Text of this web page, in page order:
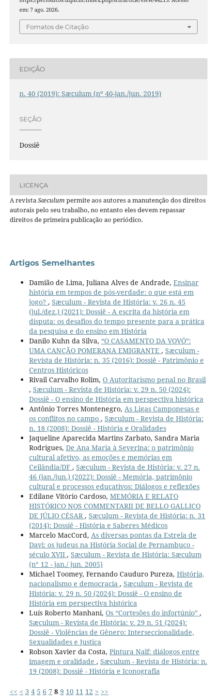
em: 7 ago. 2026.
Fomatos de Citação
EDIÇÃO
n. 40 (2019): Sæculum (nº 40-jan./jun. 2019)
SEÇÃO
Dossiê
LICENÇA
A revistaSæculumpermite aos autores a manutenção dos direitos
autorais pelo seu trabalho, no entanto eles devem repassar
direitos de primeira publicação ao periódico.
Artigos Semelhantes
Damião de Lima, Juliana Alves de Andrade, Ensinar
história em tempos de pós-verdade: o que está em
jogo? , Sæculum - Revista de História: v. 26 n. 45
(jul./dez.) (2021): Dossiê - A escrita da história em
disputa: os desafios do tempo presente para a prática
da pesquisa e do ensino em História
Danilo Kuhn da Silva, “O CASAMENTO DA VOVÓ”:
UMA CANÇÃO POMERANA EMIGRANTE , Sæculum -
Revista de História: n. 35 (2016): Dossiê - Patrimônio e
Centros Históricos
Rivail Carvalho Rolim, O Autoritarismo penal no Brasil
, Sæculum - Revista de História: v. 29 n. 50 (2024):
Dossiê - O ensino de História em perspectiva histórica
Antônio Torres Montenegro, As Ligas Camponesas e
os conflitos no campo , Sæculum - Revista de História:
n. 18 (2008): Dossiê - História e Oralidades
Jaqueline Aparecida Martins Zarbato, Sandra Maria
Rodrigues, De Ana Maria à Severina: o patrimônio
cultural afetivo, as emoções e memórias em
Ceilândia/DF , Sæculum - Revista de História: v. 27 n.
46 (jan./jun.) (2022): Dossiê - Memória, patrimônio
cultural e processos educativos: Diálogos e reflexões
Edilane Vitório Cardoso, MEMÓRIA E RELATO
HISTÓRICO NOS COMMENTARII DE BELLO GALLICO
DE JÚLIO CÉSAR, Sæculum - Revista de História: n. 31
(2014): Dossiê - História e Saberes Médicos
Marcelo MacCord, As diversas pontas da Estrela de
Davi: os judeus na História Social de Pernambuco -
século XVII , Sæculum - Revista de História: Sæculum
(n° 12 - jan./ jun. 2005)
Michael Toomey, Fernando Cauduro Pureza, História,
nacionalismo e democracia , Sæculum - Revista de
História: v. 29 n. 50 (2024): Dossiê - O ensino de
História em perspectiva histórica
Luís Roberto Manhani, Os “Cortesões do infortúnio” ,
Sæculum - Revista de História: v. 29 n. 51 (2024):
Dossiê - Violências de Gênero: Interseccionalidade,
Sexualidades e Justiça
Robson Xavier da Costa, Pintura Naïf: diálogos entre
imagem e oralidade , Sæculum - Revista de História: n.
19 (2008): Dossiê - História e Iconografia
<< < 3 4 5 6 7 8 9 10 11 12 > >>